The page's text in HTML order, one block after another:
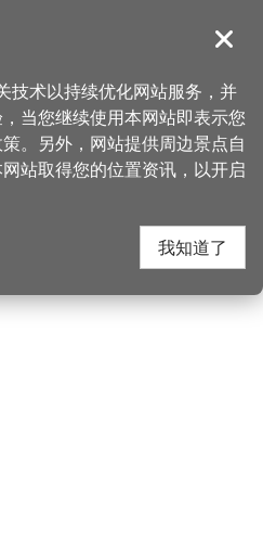
導覽
> 巧工坊 幸福手作
手作 周边
关闭
技术以持续优化网站服务，并
当您继续使用本网站即表示您
。另外，网站提供周边景点自
站取得您的位置资讯，以开启
我知道了